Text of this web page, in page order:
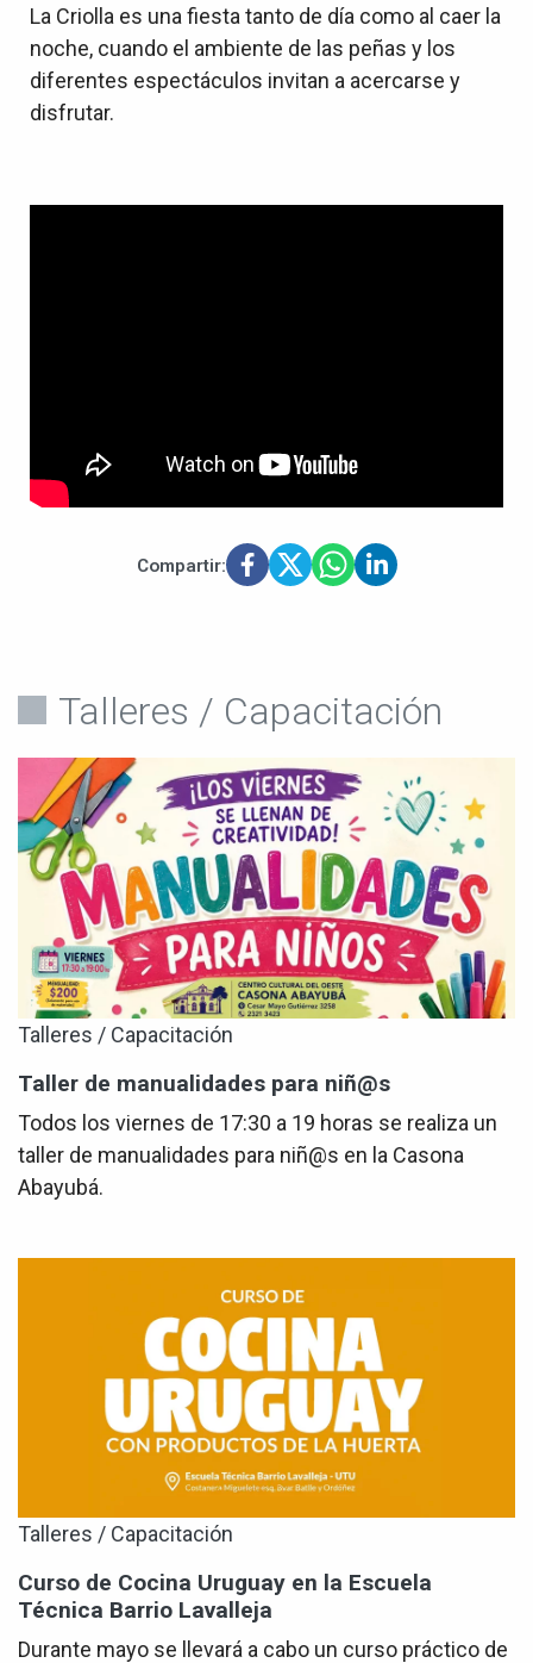
La Criolla es una fiesta tanto de día como al caer la
noche, cuando el ambiente de las peñas y los
diferentes espectáculos invitan a acercarse y
disfrutar.
Compartir:
Talleres / Capacitación
Talleres / Capacitación
Taller de manualidades para niñ@s
Todos los viernes de 17:30 a 19 horas se realiza un
taller de manualidades para niñ@s en la Casona
Abayubá.
Talleres / Capacitación
Curso de Cocina Uruguay en la Escuela
Técnica Barrio Lavalleja
Durante mayo se llevará a cabo un curso práctico de